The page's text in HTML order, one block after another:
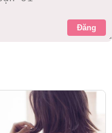
Đăng